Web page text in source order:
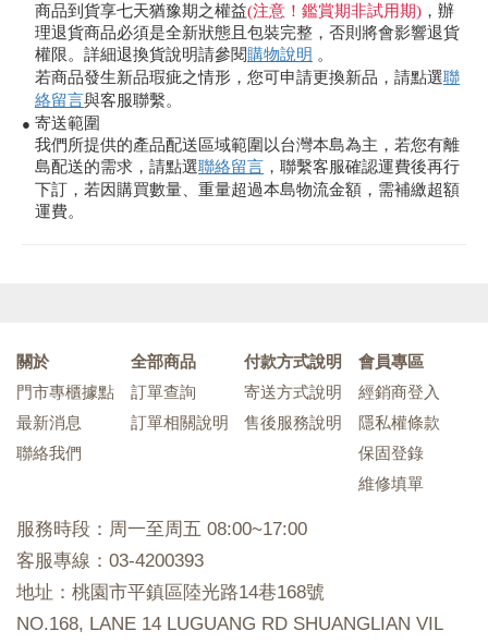
商品到貨享七天猶豫期之權益(注意！鑑賞期非試用期) ，辦
理退貨商品必須是全新狀態且包裝完整，否則將會影響退貨
權限。詳細退換貨說明請參閱購物說明 。
若商品發生新品瑕疵之情形，您可申請更換新品，請點選聯
絡留言與客服聯繫。
● 寄送範圍
我們所提供的產品配送區域範圍以台灣本島為主，若您有離
島配送的需求，請點選聯絡留言 ，聯繫客服確認運費後再行
下訂，若因購買數量、重量超過本島物流金額，需補繳超額
運費。
關於
門市專櫃據點
最新消息
聯絡我們
全部商品
訂單查詢
訂單相關說明
付款方式說明
寄送方式說明
售後服務說明
會員專區
經銷商登入
隱私權條款
保固登錄
維修填單
服務時段：周一至周五 08:00~17:00
客服專線：03-4200393
地址：桃園市平鎮區陸光路14巷168號
NO.168, LANE 14 LUGUANG RD SHUANGLIAN VIL